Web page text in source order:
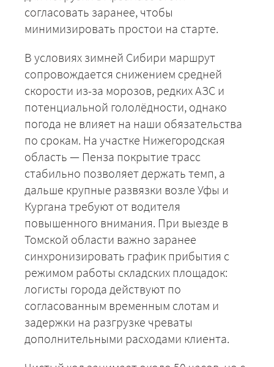
согласовать заранее, чтобы
минимизировать простои на старте.
В условиях зимней Сибири маршрут
сопровождается снижением средней
скорости из-за морозов, редких АЗС и
потенциальной гололёдности, однако
погода не влияет на наши обязательства
по срокам. На участке Нижегородская
область — Пенза покрытие трасс
стабильно позволяет держать темп, а
дальше крупные развязки возле Уфы и
Кургана требуют от водителя
повышенного внимания. При выезде в
Томской области важно заранее
синхронизировать график прибытия с
режимом работы складских площадок:
логисты города действуют по
согласованным временным слотам и
задержки на разгрузке чреваты
дополнительными расходами клиента.